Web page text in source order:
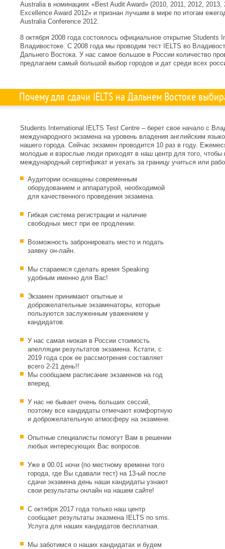
Australia в номинациях «Best Audit Award» (2010, 2011, 2012,
Excellence Award 2012» и признан лучшим в мире по итогам
Australia Conference 2012.
8 октября 2008 года состоялось официальное открытие Students
Владивостоке. С 2008 года мы проводим тест IELTS во
Дальнего Востока. У нас самое большое в России количество
предлагаем самый большой выбор городов и дат среди всех
Почему для сдачи IELTS на Дальнем Востоке
Students International IELTS Test Centre – берет свое начало с
международного экзамена на уровень владения английским
нашего города. Сейчас экзамен проводится 10 раз в году.
молодые и взрослые люди приходят в наш центр для того, чтобы
международный сертификат и уехать за границу учиться или
Аудитории оснащены современным
оборудованием и аппаратурой, необходимой
для качественного проведения экзамена.
Гибкая система регистрации и наличие
свободных мест при ее продлении.
Возможность забронировать место и подать
заявку он-лайн.
Мы стараемся сделать время Speaking
удобным именно для Вас!
Экзамен принимают опытные и
доброжелательные экзаменаторы, которые
пользуются заслуженным уважением у
кандидатов.
У нас самая низкая в России стоимость
апелляции результатов экзамена. Кстати, с
2019 года срок ее рассмотрения составляет
всего 2-21 день!!
Мы сообщаем расписание экзаменов на год
вперед.
У нас не бывает очень больших сессий,
поэтому все кандидаты отмечают комфортную
и доброжелательную атмосферу на экзамене.
Опытные специалисты помогут Вам в решении
любых интересующих Вас вопросов.
Уже в 00.01 ночи (по местному времени того
города, где Вы сдавали тест) на 13-ый после
сдачи экзамена день наши кандидаты узнают
свои результаты онлайн на нашем сайте!
С октября 2017 года только наш центр
сообщает результаты эказмена IELTS по sms.
Услуга для наших кандидатов бесплатная.
Мы заботимся о наших кандидатах и будем